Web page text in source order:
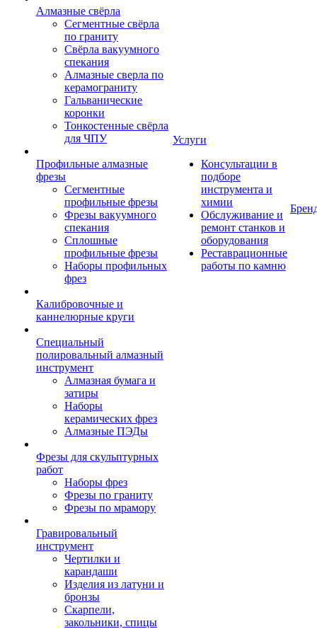
Алмазные свёрла
Сегментные свёрла
по граниту
Свёрла вакуумного
спекания
Алмазные сверла по
керамограниту
Гальванические
коронки
Тонкостенные свёрла
для ЧПУ
Профильные алмазные
фрезы
Сегментные
профильные фрезы
Фрезы вакуумного
спекания
Сплошные
профильные фрезы
Наборы профильных
фрез
Калибровочные и
каннелюрные круги
Специальный
полировальный алмазный
инструмент
Алмазная бумага и
затиры
Наборы
керамических фрез
Алмазные ПЭДы
Фрезы для скульптурных
работ
Наборы фрез
Фрезы по граниту
Фрезы по мрамору
Гравировальный
инструмент
Чертилки и
карандаши
Изделия из латуни и
бронзы
Скарпели,
закольники, спицы
Услуги
Консультации в
подборе
инструмента и
химии
Обслуживание и
ремонт станков и
оборудования
Реставрационные
работы по камню